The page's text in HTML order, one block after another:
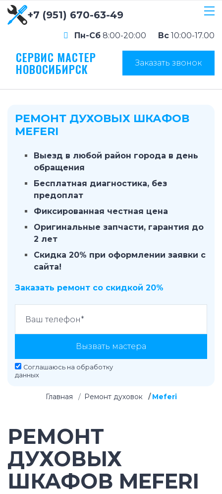
+7 (951) 670-63-49
Пн-Сб 8:00-20:00 Вс 10:00-17.00
СЕРВИС МАСТЕР
НОВОСИБИРСК Заказать звонок
РЕМОНТ ДУХОВЫХ ШКАФОВ
MEFERI
Выезд в любой район города в день
обращения
Бесплатная диагностика, без
предоплат
Фиксированная честная цена
Оригинальные запчасти, гарантия до
2 лет
Скидка 20% при оформлении заявки с
сайта!
Заказать ремонт со скидкой 20%
Вызвать мастера
Соглашаюсь на обработку
данных
Главная Ремонт духовок Meferi
РЕМОНТ
ДУХОВЫХ
ШКАФОВ MEFERI